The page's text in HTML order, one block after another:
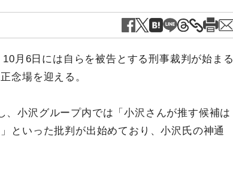
月6日には自らを被告とする刑事裁判が始まる
念場を迎える。
、小沢グループ内では「小沢さんが推す候補は
といった批判が出始めており、小沢氏の神通